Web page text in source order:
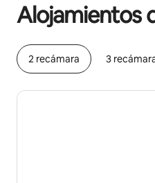
Alojamientos
2 recámara 3